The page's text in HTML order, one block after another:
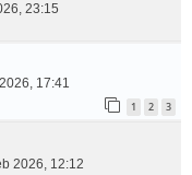
23:15
17:41
1 2 3
2026, 12:12